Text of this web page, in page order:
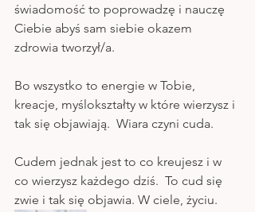
świadomość to poprowadzę i nauczę
Ciebie abyś sam siebie okazem
zdrowia tworzył/a.
Bo wszystko to energie w Tobie,
kreacje, myślokształty w które wierzysz i
tak się objawiają.  Wiara czyni cuda.
Cudem jednak jest to co kreujesz i w
co wierzysz każdego dziś.  To cud się
zwie i tak się objawia. W ciele, życiu.